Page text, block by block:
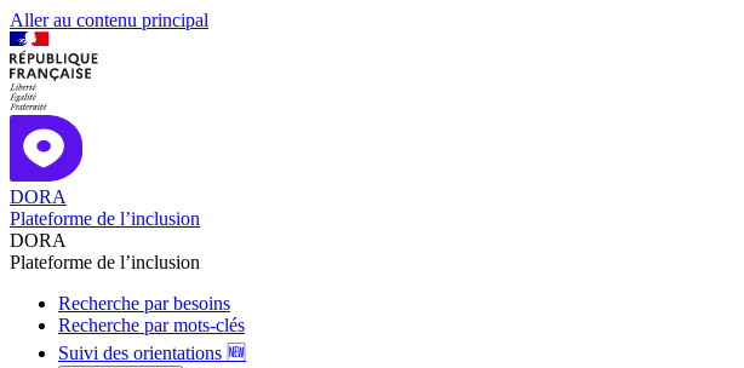
Aller au contenu principal
DORA
Plateforme de l’inclusion
DORA
Plateforme de l’inclusion
Recherche par besoins
Recherche par mots-clés
Suivi des orientations 🆕